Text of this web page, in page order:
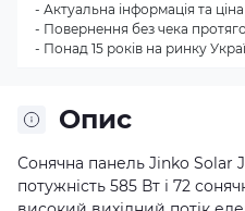
Опис
Сонячна панель Jinko Solar
потужність 585 Вт і 72
- Актуальна інформація та ціна
- Повернення без чека
- Понад 15 років на ринку